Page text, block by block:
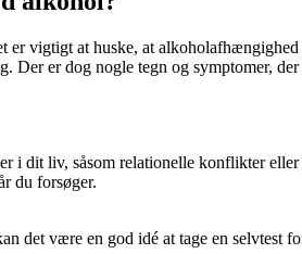
vigtigt at huske, at
er dog nogle tegn og symptomer,
i dit liv, såsom relationelle konflikter eller
du forsøger.
det være en god idé at tage en selvtest